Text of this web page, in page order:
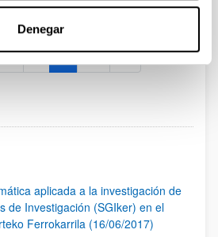
Denegar
Página
2 Página
3 ...Páginas intermedias Use TAB
Página
95
aplicada a la investigación de
de Investigación (SGIker) en el
Ferrokarrila (16/06/2017)